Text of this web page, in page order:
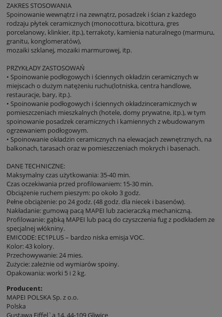
ZAKRES STOSOWANIA
Spoinowanie wewnątrz i na zewnątrz, posadzek i ścian z każdego
rodzaju płytek ceramicznych (monocottura, bicottura, gres
porcelanowy, klinkier, itp.), terrakoty, kamienia naturalnego (marmuru,
granitu, konglomeratów),
mozaiki szklanej, mozaiki marmurowej, itp.
PRZYKŁADY ZASTOSOWAŃ
• Spoinowanie podłogowych i ściennych okładzin ceramicznych w
miejscach o dużym natężeniu ruchu(lotniska, centra handlowe,
restauracje, bary, itp.).
• Spoinowanie podłogowych i ściennych okładzinceramicznych w
pomieszczeniach mieszkalnych (hotele, domy prywatne, itp.), w tym
spoinowanie posadzek ceramicznych i kamiennych z wbudowanym
ogrzewaniem podłogowym.
• Spoinowanie okładzin ceramicznych na elewacjach zewnętrznych, na
balkonach, tarasach oraz w pomieszczeniach mokrych i basenach.
DANE TECHNICZNE:
Maksymalny czas użytkowania: 35-40 min.
Czas oczekiwania przed profilowaniem: 15-30 min.
Obciążenie ruchem pieszym: po około 3 godz.
Pełne obciążenie: po 24 godz. (48 godz. dla niecek i basenów).
Nakładanie: gumową pacą MAPEI lub zacieraczką mechaniczną.
Profilowanie: gąbką MAPEI lub pacą do czyszczenia fug z podkładem ze
specjalnej włókniny.
EMICODE: EC1PLUS – bardzo niska emisja VOC.
Kolor: 43 kolory.
Przechowywanie: 24 mies.
Zużycie: zależnie od wymiarów spoiny.
Opakowania: worki 5 i 2 kg.
Producent:
MAPEI POLSKA Sp. z o.o.
Polska
Gustawa Eiffel`a 14, 44-109 Gliwice